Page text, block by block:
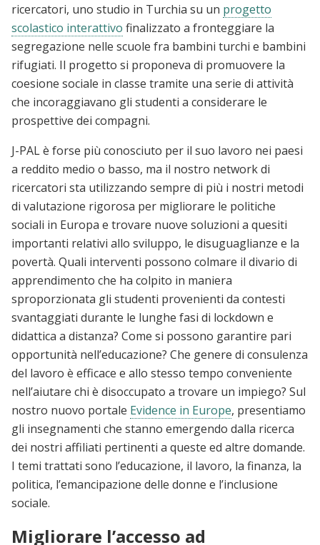
ricercatori, uno studio in Turchia su un progetto
scolastico interattivo finalizzato a fronteggiare la
segregazione nelle scuole fra bambini turchi e bambini
rifugiati. Il progetto si proponeva di promuovere la
coesione sociale in classe tramite una serie di attività
che incoraggiavano gli studenti a considerare le
prospettive dei compagni.
J-PAL è forse più conosciuto per il suo lavoro nei paesi
a reddito medio o basso, ma il nostro network di
ricercatori sta utilizzando sempre di più i nostri metodi
di valutazione rigorosa per migliorare le politiche
sociali in Europa e trovare nuove soluzioni a quesiti
importanti relativi allo sviluppo, le disuguaglianze e la
povertà. Quali interventi possono colmare il divario di
apprendimento che ha colpito in maniera
sproporzionata gli studenti provenienti da contesti
svantaggiati durante le lunghe fasi di lockdown e
didattica a distanza? Come si possono garantire pari
opportunità nell’educazione? Che genere di consulenza
del lavoro è efficace e allo stesso tempo conveniente
nell’aiutare chi è disoccupato a trovare un impiego? Sul
nostro nuovo portale Evidence in Europe, presentiamo
gli insegnamenti che stanno emergendo dalla ricerca
dei nostri affiliati pertinenti a queste ed altre domande.
I temi trattati sono l’educazione, il lavoro, la finanza, la
politica, l’emancipazione delle donne e l’inclusione
sociale.
Migliorare l’accesso ad